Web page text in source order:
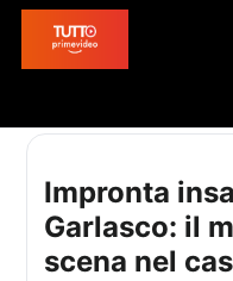
Impronta
Garlasco: il
scena nel